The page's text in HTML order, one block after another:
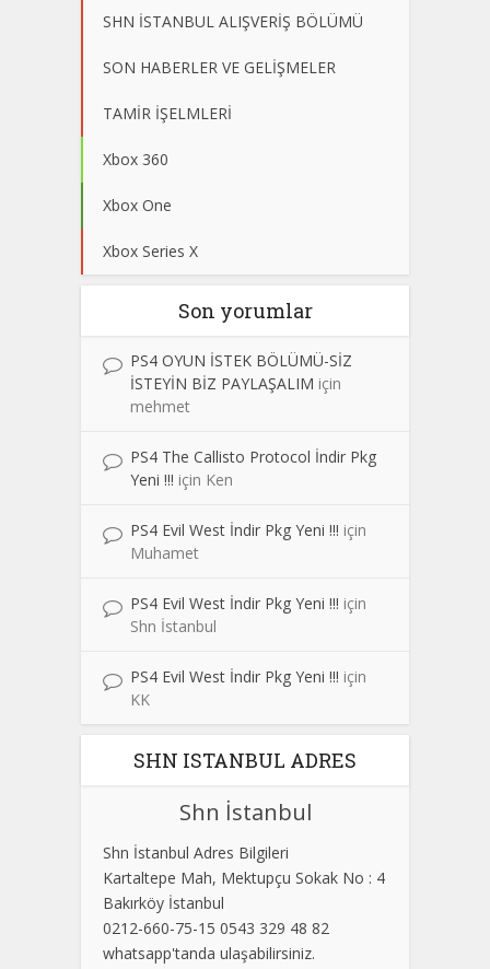
SHN İSTANBUL ALIŞVERİŞ BÖLÜMÜ
SON HABERLER VE GELİŞMELER
TAMİR İŞELMLERİ
Xbox 360
Xbox One
Xbox Series X
Son yorumlar
PS4 OYUN İSTEK BÖLÜMÜ-SİZ
İSTEYİN BİZ PAYLAŞALIM için
mehmet
PS4 The Callisto Protocol İndir Pkg
Yeni !!! için Ken
PS4 Evil West İndir Pkg Yeni !!! için
Muhamet
PS4 Evil West İndir Pkg Yeni !!! için
Shn İstanbul
PS4 Evil West İndir Pkg Yeni !!! için
KK
SHN ISTANBUL ADRES
Shn İstanbul
Shn İstanbul Adres Bilgileri
Kartaltepe Mah, Mektupçu Sokak No : 4
Bakırköy İstanbul
0212-660-75-15 0543 329 48 82
whatsapp'tanda ulaşabilirsiniz.